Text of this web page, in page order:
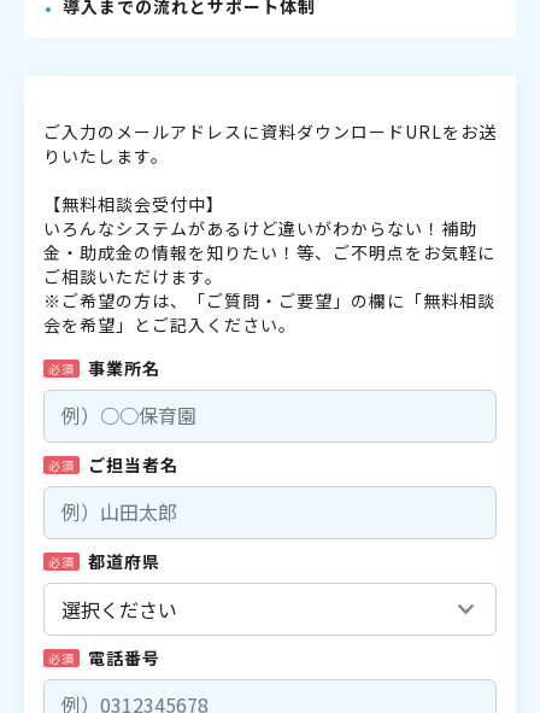
導入までの流れとサポート体制
ご入力のメールアドレスに資料ダウンロードURLをお送
りいたします。
【無料相談会受付中】
いろんなシステムがあるけど違いがわからない！補助
金・助成金の情報を知りたい！等、ご不明点をお気軽に
ご相談いただけます。
※ご希望の方は、「ご質問・ご要望」の欄に「無料相談
会を希望」とご記入ください。
必須 事業所名
必須 ご担当者名
必須 都道府県
必須 電話番号